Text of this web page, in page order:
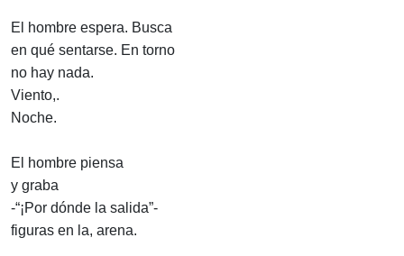
El hombre espera. Busca
en qué sentarse. En torno
no hay nada.
Viento,.
Noche.
El hombre piensa
y graba
-“¡Por dónde la salida”-
figuras en la, arena.